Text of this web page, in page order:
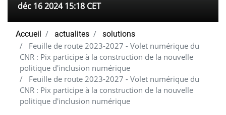
déc 16 2024 15:18 CET
Accueil actualites solutions
Feuille de route 2023-2027 - Volet numérique du
CNR : Pix participe à la construction de la nouvelle
politique d'inclusion numérique
Feuille de route 2023-2027 - Volet numérique du
CNR : Pix participe à la construction de la nouvelle
politique d'inclusion numérique